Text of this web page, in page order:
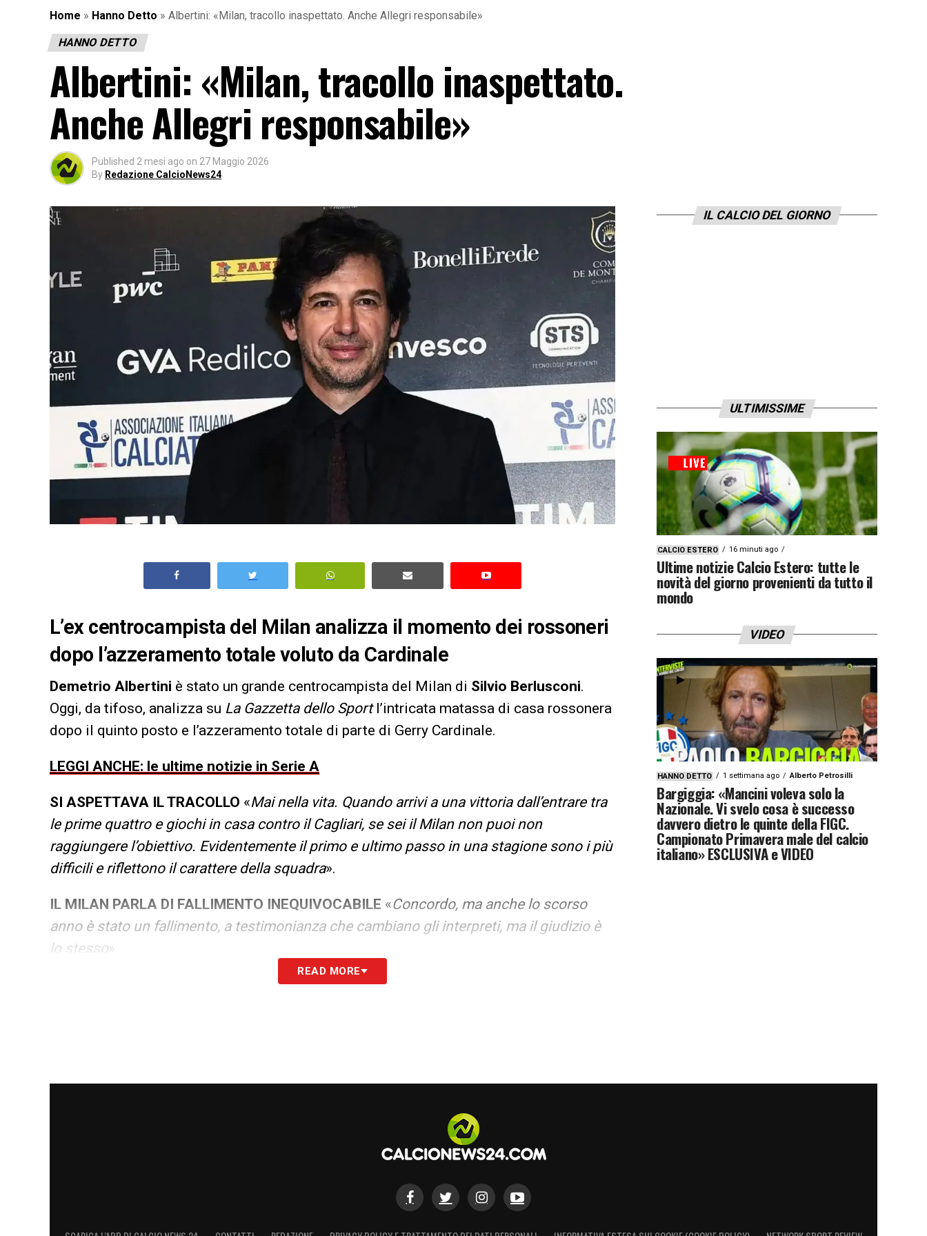
Home » Hanno Detto » Albertini: «Milan, tracollo inaspettato. Anche Allegri responsabile»
HANNO DETTO
Albertini: «Milan, tracollo inaspettato.
Anche Allegri responsabile»
Published 2 mesi ago on 27 Maggio 2026
By Redazione CalcioNews24
L’ex centrocampista del Milan analizza il momento dei rossoneri
dopo l’azzeramento totale voluto da Cardinale
Demetrio Albertini è stato un grande centrocampista del Milan di Silvio Berlusconi.
Oggi, da tifoso, analizza su La Gazzetta dello Sport l’intricata matassa di casa rossonera
dopo il quinto posto e l’azzeramento totale di parte di Gerry Cardinale.
LEGGI ANCHE: le ultime notizie in Serie A
SI ASPETTAVA IL TRACOLLO «Mai nella vita. Quando arrivi a una vittoria dall’entrare tra
le prime quattro e giochi in casa contro il Cagliari, se sei il Milan non puoi non
raggiungere l’obiettivo. Evidentemente il primo e ultimo passo in una stagione sono i più
difficili e riflettono il carattere della squadra».
IL MILAN PARLA DI FALLIMENTO INEQUIVOCABILE «Concordo, ma anche lo scorso
anno è stato un fallimento, a testimonianza che cambiano gli interpreti, ma il giudizio è
lo stesso».
Quando hai il match ball e ti sei costruito la possibilità di arrivare in
che sappia come si vince, ma non credo sia da quinto posto. Assolutamente
dei migliori del Milan, ma il contesto ambientale non più adatto per lui. Se arrivasse una
buona offerta, sarebbe il momento giusto per cambiare».
READ MORE
IL CALCIO DEL GIORNO
ULTIMISSIME
CALCIO ESTERO 16 minuti ago
Ultime notizie Calcio Estero: tutte le
novità del giorno provenienti da tutto il
mondo
VIDEO
HANNO DETTO 1 settimana ago Alberto Petrosilli
Bargiggia: «Mancini voleva solo la
Nazionale. Vi svelo cosa è successo
davvero dietro le quinte della FIGC.
Campionato Primavera male del calcio
italiano» ESCLUSIVA e VIDEO